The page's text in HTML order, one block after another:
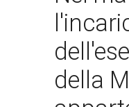
della